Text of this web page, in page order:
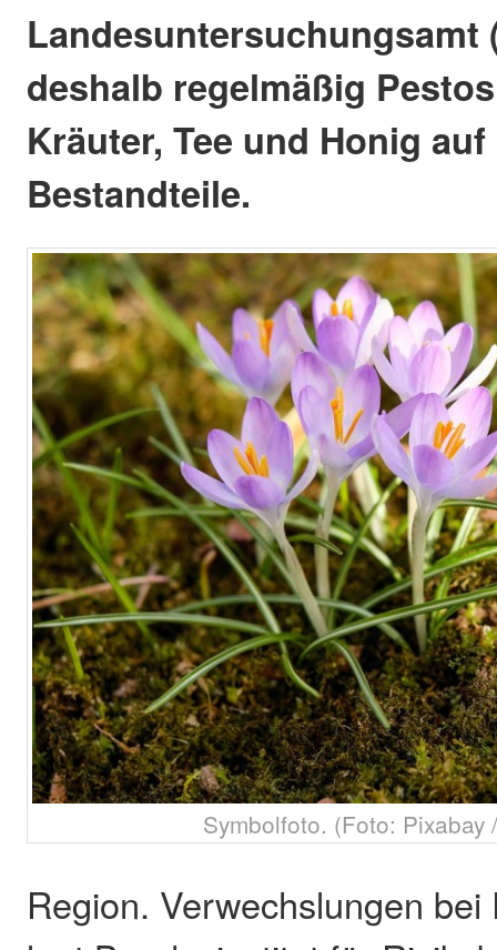
Landesuntersuchungsamt
deshalb regelmäßig
Kräuter, Tee und Honig
Bestandteile.
Symbolfoto. (Foto: Pixabay
Region. Verwechslungen